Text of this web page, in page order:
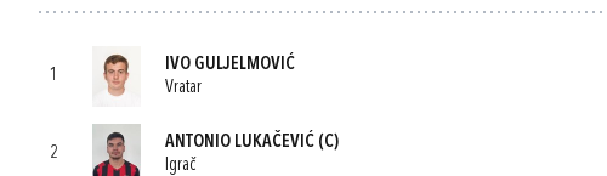
1
IVO GULJELMOVIĆ
Vratar
2
ANTONIO LUKAČEVIĆ (C)
Igrač